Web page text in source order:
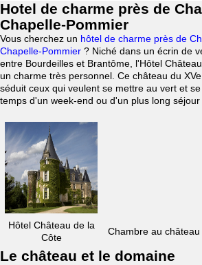
Hotel de charme près de
Chapelle-Pommier
Vous cherchez un hôtel de charme près de
Chapelle-Pommier ? Niché dans un écrin de
entre Bourdeilles et Brantôme, l'Hôtel
un charme très personnel. Ce château du
séduit ceux qui veulent se mettre au vert et
temps d'un week-end ou d'un plus long séjour
Hôtel Château de la
Côte
Chambre au château
Le château et le domaine